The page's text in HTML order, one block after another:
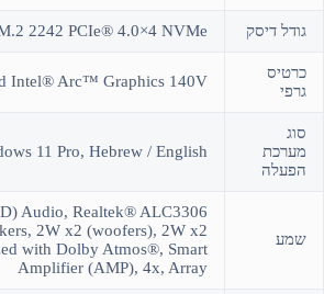
גודל דיסק 2242 PCIe® 4.0×4 NVMe®
כרטיס
גרפי
Intel® Arc™ Graphics 140V
סוג
מערכת
הפעלה
11 Pro, Hebrew / English
שמע
Audio, Realtek® ALC3306
2W x2 (woofers), 2W x2
with Dolby Atmos®, Smart
Amplifier (AMP), 4x, Array